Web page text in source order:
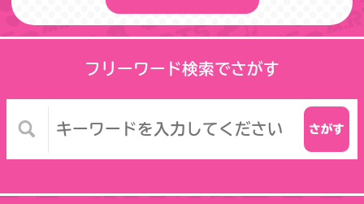
フリーワード検索でさがす